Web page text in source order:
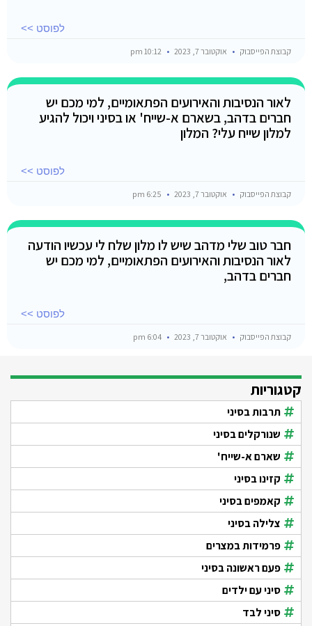
לפוסט >>
קבוצת הפייסבוק אוקטובר 7, 2023
לאור הנסיבות והאירועים הפתאומיים, למי מכם יש
חברים בדהב, בשארם א-שייח' או בסיני ויכול להגיע
למלון שייח עלי? המלון
לפוסט >>
קבוצת הפייסבוק אוקטובר 7, 2023
חבר טוב שלי מדהב שיש לו מלון שלח לי עכשיו הודעה
לאור הנסיבות והאירועים הפתאומיים, למי מכם יש
חברים בדהב,
לפוסט >>
קבוצת הפייסבוק אוקטובר 7, 2023
קטגוריות
תרבות בסיני
שנורקלים בסיני
שארם א-שייח'
קזינו בסיני
קאמפים בסיני
צלילה בסיני
פרמידות במצרים
פעם ראשונה בסיני
סיני עם ילדים
סיני לבד